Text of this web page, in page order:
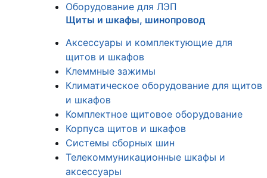
Оборудование для ЛЭП
Щиты и шкафы, шинопровод
Аксессуары и комплектующие для
щитов и шкафов
Клеммные зажимы
Климатическое оборудование для щитов
и шкафов
Комплектное щитовое оборудование
Корпуса щитов и шкафов
Системы сборных шин
Телекоммуникационные шкафы и
аксессуары